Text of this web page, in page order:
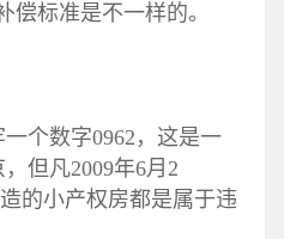
准是不一样的。
个数字0962，这是一
但凡2009年6月2
产权房都是属于违